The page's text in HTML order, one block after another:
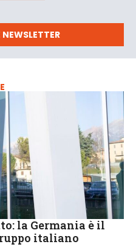
la Germania è il
italiano